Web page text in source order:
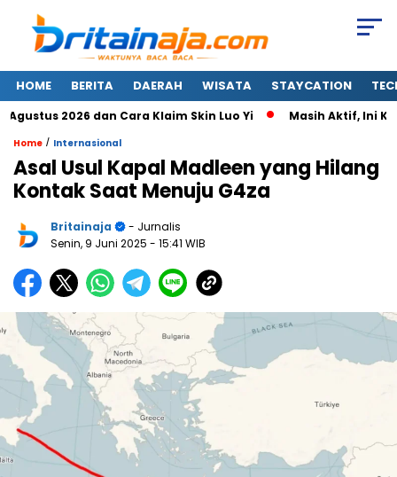
HOME BERITA DAERAH WISATA STAYCATION
2026 dan Cara Klaim Skin Luo Yi Masih Aktif, Ini Kode
Home / Internasional
Asal Usul Kapal Madleen yang Hilang
Kontak Saat Menuju G4za
Britainaja
- Jurnalis
Senin, 9 Juni 2025 - 15:41 WIB